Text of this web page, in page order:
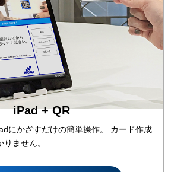
iPad + QR
にかざすだけの簡単操作。 カード作成
ません。